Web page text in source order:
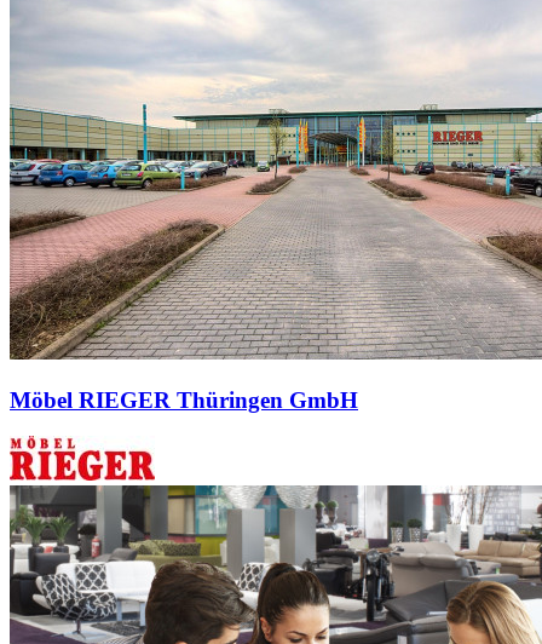
Möbel RIEGER Thüringen GmbH